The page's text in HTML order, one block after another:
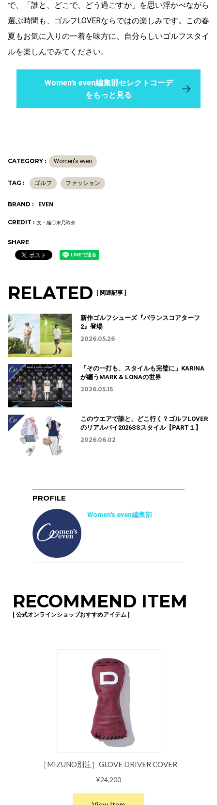
で、「誰と、どこで、どう過ごすか」を思い浮かべながら
選ぶ時間も、ゴルフLOVERならではの楽しみです。この春
夏もお気に入りの一着を味方に、自分らしいゴルフスタイ
ルを楽しんでみてください。
Women’s even編集部セレクトコーデ
をもっと見る
CATEGORY : Women's even
TAG : ゴルフ ファッション
BRAND : EVEN
CREDIT : 文・編〇末乃玲奈
SHARE
RELATED [ 関連記事 ]
新作ゴルフシューズ『バランスコアターフ
2』登場
2026.05.26
「その一打も、スタイルも完璧に」KARINA
が纏うMARK & LONAの世界
2026.05.15
このウエアで誰と、どこ行く？ゴルフLOVER
のリアルバイ2026SSスタイル【PART１】
2026.06.02
PROFILE
Women's even編集部
RECOMMEND ITEM
[ 公式オンラインショップおすすめアイテム ]